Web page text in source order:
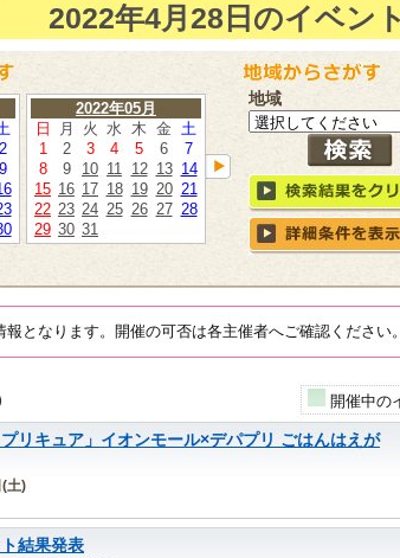
2022年4月28日のイベン
2
9
2022年05月
日
月 火 水 木 金 土
1
2 3 4 5 6
7
8
9 10 11 12 13 14
15 16 17 18 19 20 21
22 23 24 25 26 27 28
29 30 31
地域
となります。開催の可否は各主催者へご確認ください。
開催中の
リキュア」イオンモール×デパプリ ごはんはえが
土)
結果発表